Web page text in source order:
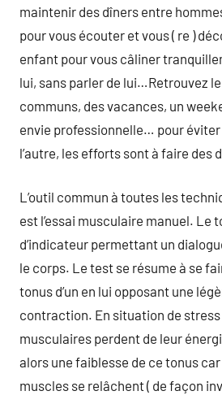
maintenir des dîners entre
pour vous écouter et vous ( re )
enfant pour vous câliner
lui, sans parler de lui…Retrouvez
communs, des vacances, un
envie professionnelle… pour éviter
l’autre, les efforts sont à faire des
L’outil commun à toutes les
est l’essai musculaire manuel. Le
d’indicateur permettant un
le corps. Le test se résume à se
tonus d’un en lui opposant une
contraction. En situation de stress
musculaires perdent de leur
alors une faiblesse de ce tonus
muscles se relâchent ( de façon